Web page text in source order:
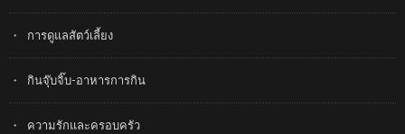
การดูแลสัตว์เลี้ยง
กินจุ๊บจิ๊บ-อาหารการกิน
ความรักและครอบครัว